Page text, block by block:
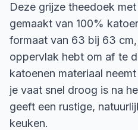
Deze grijze theedoek
gemaakt van 100%
formaat van 63 bij 63
oppervlak hebt om af te
katoenen materiaal
je vaat snel droog is na
geeft een rustige,
keuken.